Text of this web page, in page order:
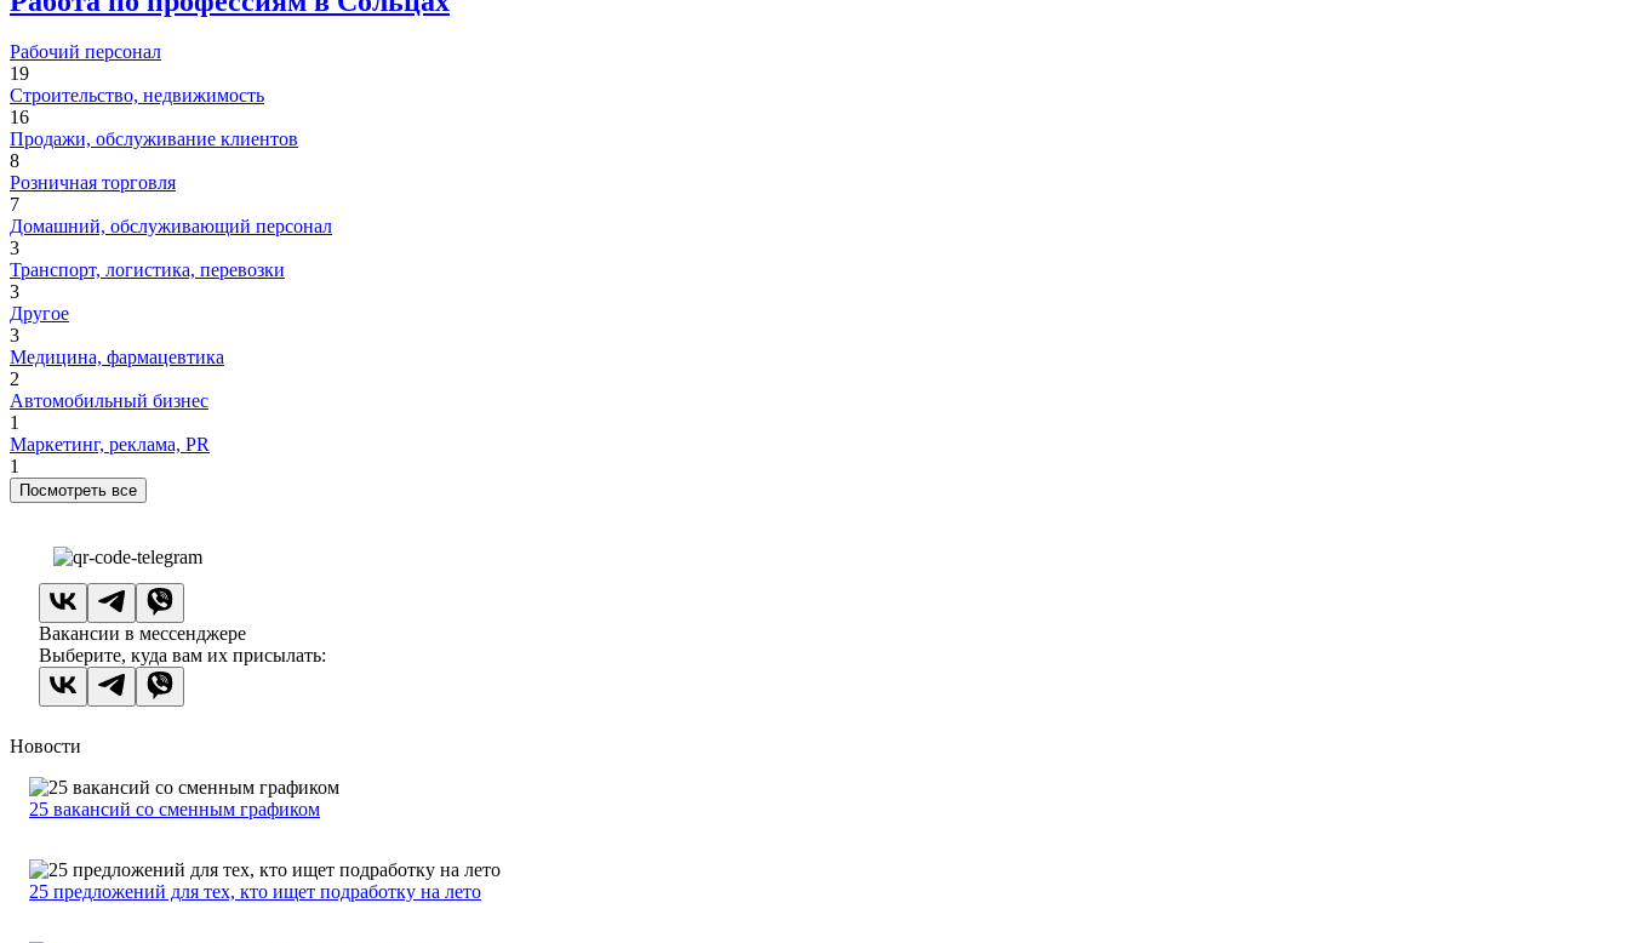
Рабочий персонал
19
Строительство, недвижимость
16
Продажи, обслуживание клиентов
8
Розничная торговля
7
Домашний, обслуживающий персонал
3
Транспорт, логистика, перевозки
3
Другое
3
Медицина, фармацевтика
2
Автомобильный бизнес
1
Маркетинг, реклама, PR
1
Посмотреть все
Вакансии в мессенджере
Выберите, куда вам их присылать:
Новости
25 вакансий со сменным графиком
25 предложений для тех, кто ищет подработку на лето